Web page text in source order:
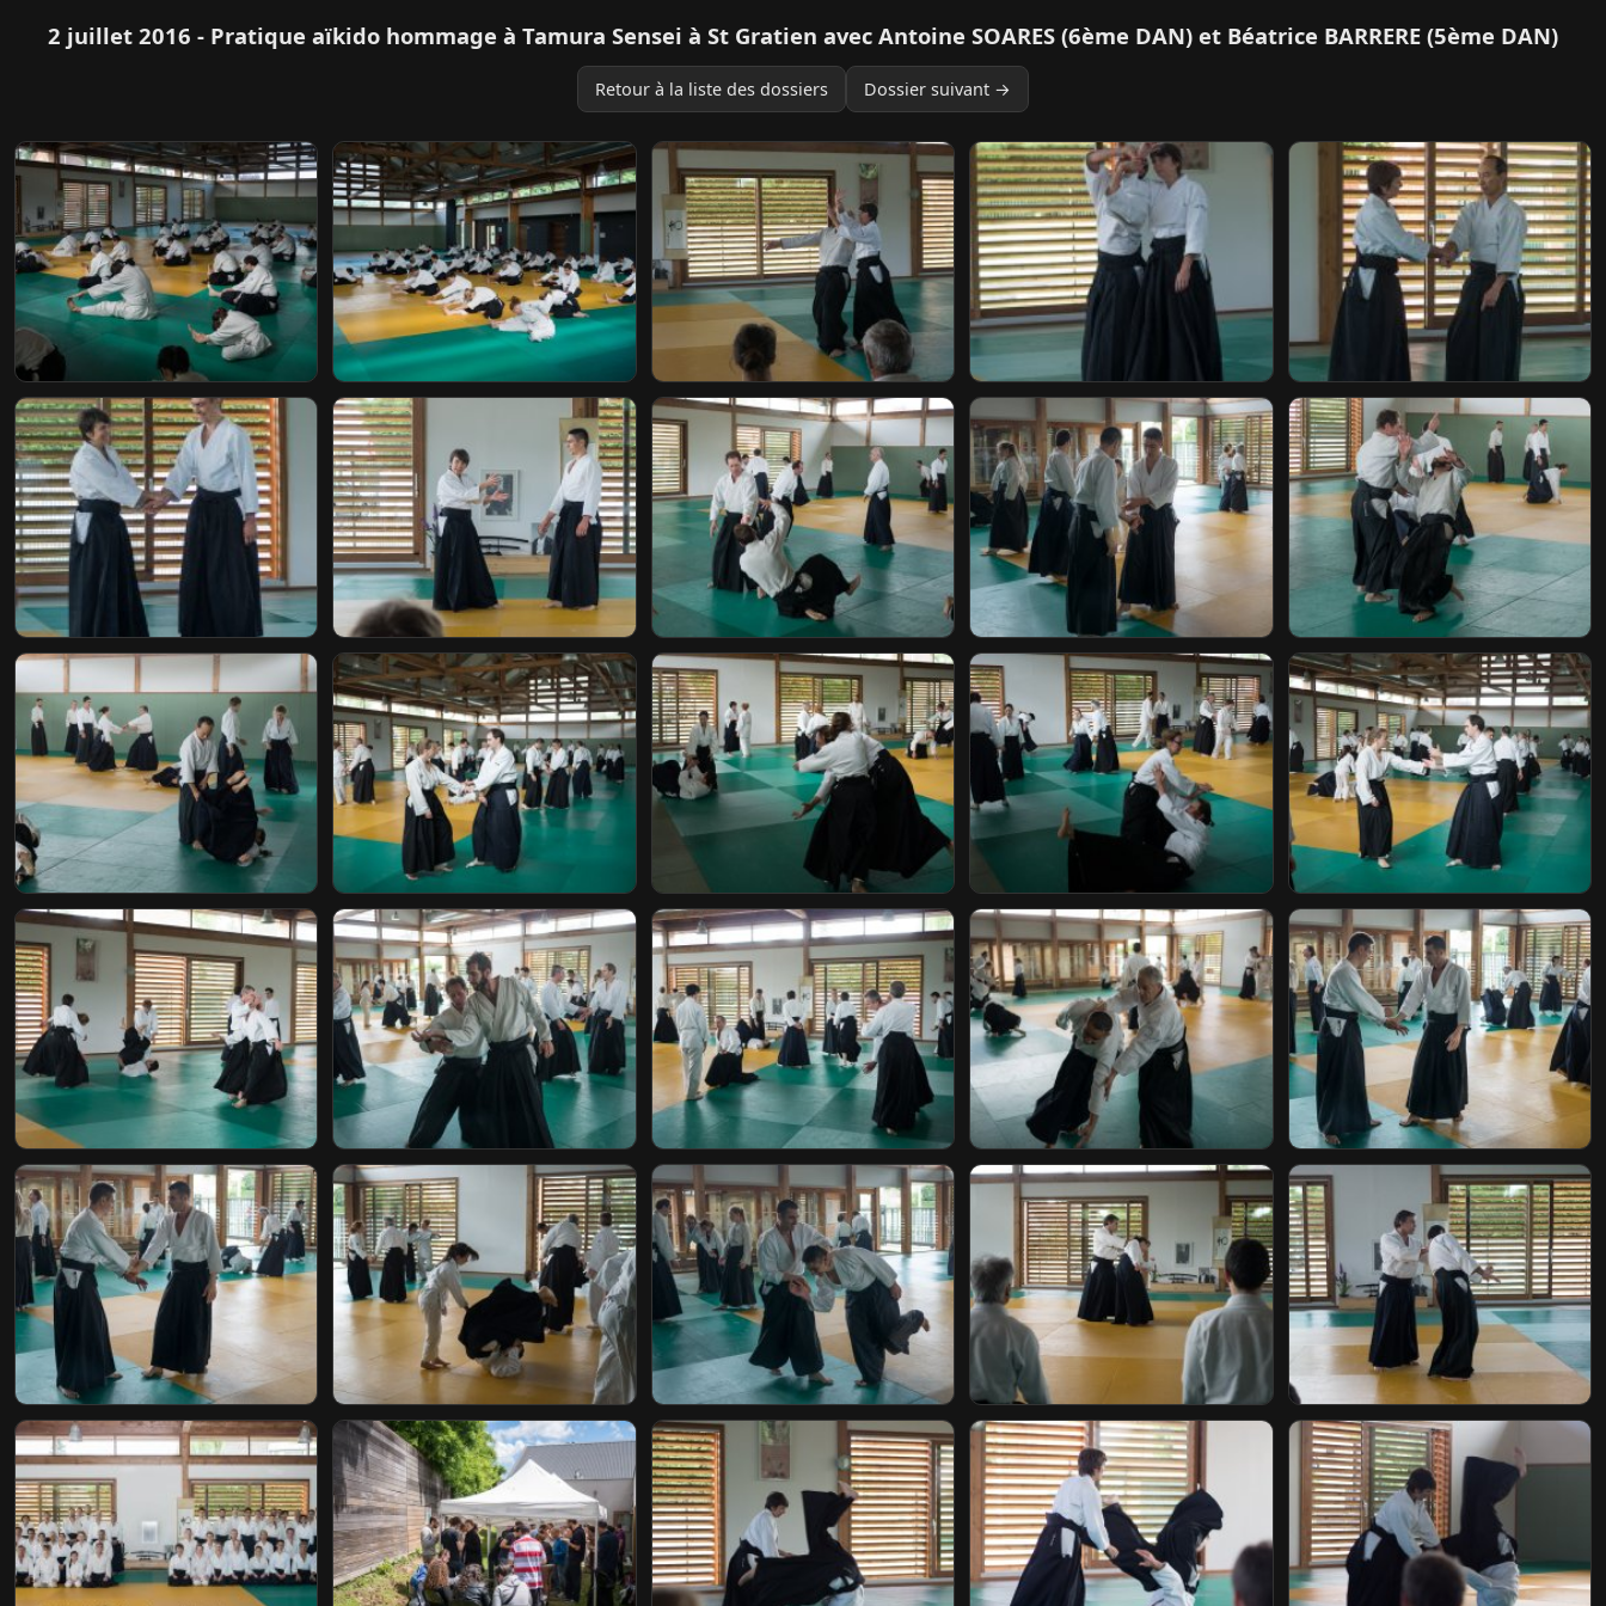
2 juillet 2016 - Pratique aïkido hommage à Tamura Sensei à St Gratien avec Antoine SOARES (6ème DAN) et Béatrice BARRERE (5ème DAN)
Retour à la liste des dossiers Dossier suivant →